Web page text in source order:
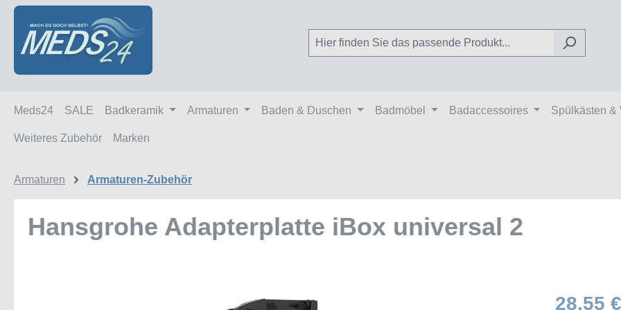
Hauptinhalt springen
Zur Suche springen
Zur Hauptnavigation springen
Meds24 SALE Badkeramik Armaturen Baden & Duschen Badmöbel Badaccessoires Spülkästen &
Weiteres Zubehör Marken
Armaturen Armaturen-Zubehör
Hansgrohe Adapterplatte iBox universal 2
28,55 €